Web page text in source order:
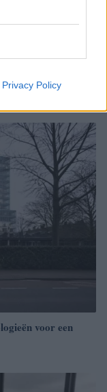
Privacy Policy
voor een